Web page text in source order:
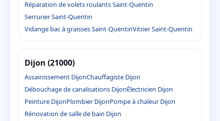
Réparation de volets roulants Saint-Quentin
Serrurier Saint-Quentin
Vidange bac à graisses Saint-QuentinVitrier Saint-Quentin
Dijon (21000)
Assainissement DijonChauffagiste Dijon
Débouchage de canalisations DijonÉlectricien Dijon
Peinture DijonPlombier DijonPompe à chaleur Dijon
Rénovation de salle de bain Dijon